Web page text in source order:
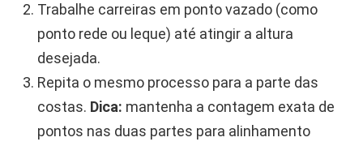
Trabalhe carreiras em ponto vazado (como
ponto rede ou leque) até atingir a altura
desejada.
Repita o mesmo processo para a parte das
costas. Dica: mantenha a contagem exata de
pontos nas duas partes para alinhamento